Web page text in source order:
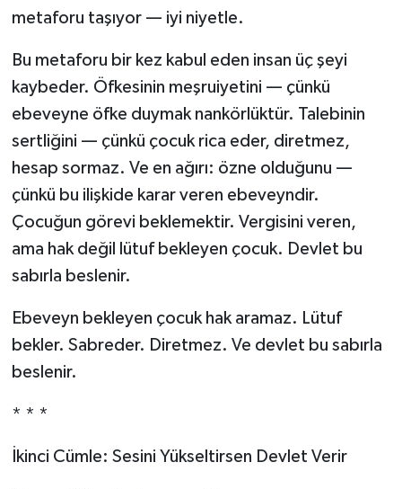
metaforu taşıyor — iyi niyetle.
Bu metaforu bir kez kabul eden insan üç şeyi
kaybeder. Öfkesinin meşruiyetini — çünkü
ebeveyne öfke duymak nankörlüktür. Talebinin
sertliğini — çünkü çocuk rica eder, diretmez,
hesap sormaz. Ve en ağırı: özne olduğunu —
çünkü bu ilişkide karar veren ebeveyndir.
Çocuğun görevi beklemektir. Vergisini veren,
ama hak değil lütuf bekleyen çocuk. Devlet bu
sabırla beslenir.
Ebeveyn bekleyen çocuk hak aramaz. Lütuf
bekler. Sabreder. Diretmez. Ve devlet bu sabırla
beslenir.
* * *
İkinci Cümle: Sesini Yükseltirsen Devlet Verir